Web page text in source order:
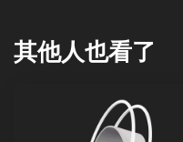
其他人也看了